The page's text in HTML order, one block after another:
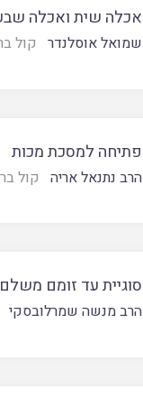
אכלה שית ואכלה
שמואל אוסלנדר קול
פתיחה למסכת מכות
הרב נתנאל אריה קול
סוגיית עד זומם
הרב מנשה שמרלובסקי